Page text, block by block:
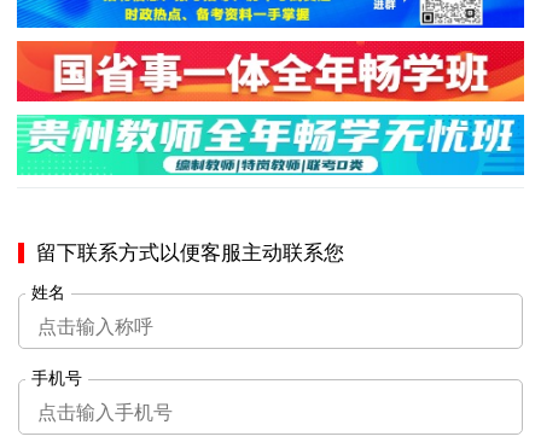
留下联系方式以便客服主动联系您
姓名
手机号